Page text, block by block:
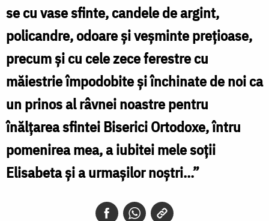
se cu vase sfinte, candele de argint,
policandre, odoare şi veşminte preţioase,
precum şi cu cele zece ferestre cu
măiestrie împodobite şi închinate de noi ca
un prinos al râvnei noastre pentru
înălţarea sfintei Biserici Ortodoxe, întru
pomenirea mea, a iubitei mele soţii
Elisabeta şi a urmaşilor noştri...”